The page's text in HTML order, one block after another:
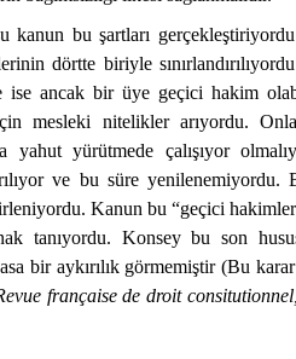
kanun bu şartları
dörtte biriyle
ise ancak bir üye geçici hakim
mesleki nitelikler arıyordu.
yahut yürütmede çalışıyor
ve bu süre
Kanun bu “geçici
tanıyordu. Konsey bu son
bir aykırılık görmemiştir (Bu
française de droit